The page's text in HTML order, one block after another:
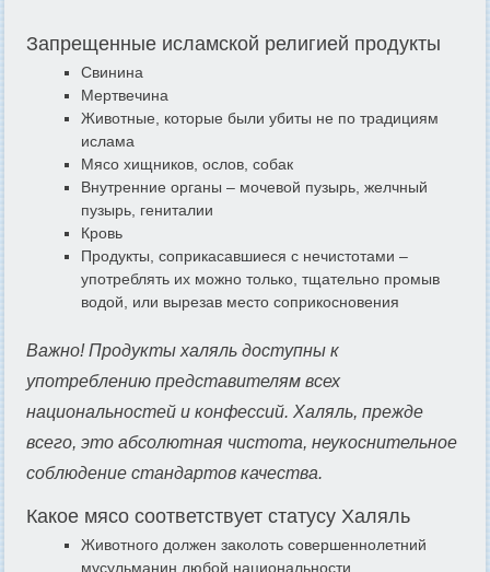
Запрещенные исламской религией продукты
Свинина
Мертвечина
Животные, которые были убиты не по традициям
ислама
Мясо хищников, ослов, собак
Внутренние органы – мочевой пузырь, желчный
пузырь, гениталии
Кровь
Продукты, соприкасавшиеся с нечистотами –
употреблять их можно только, тщательно промыв
водой, или вырезав место соприкосновения
Важно! Продукты халяль доступны к
употреблению представителям всех
национальностей и конфессий. Халяль, прежде
всего, это абсолютная чистота, неукоснительное
соблюдение стандартов качества.
Какое мясо соответствует статусу Халяль
Животного должен заколоть совершеннолетний
мусульманин любой национальности